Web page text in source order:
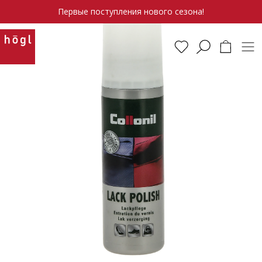
Первые поступления нового сезона!